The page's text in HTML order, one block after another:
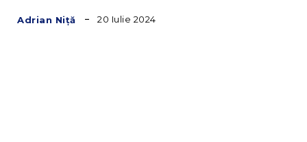
Adrian Niță 20 Iulie 2024